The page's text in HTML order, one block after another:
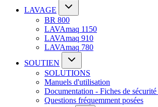
LAVAGE
BR 800
LAVAmaq 1150
LAVAmaq 910
LAVAmaq 780
SOUTIEN
SOLUTIONS
Manuels d'utilisation
Documentation - Fiches de sécurité
Questions fréquemment posées